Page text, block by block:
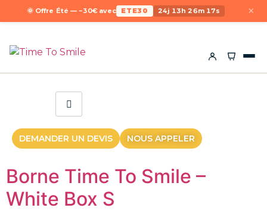
🌞 Offre Été — −30€ avec ETE30 24j 13h 26m 17s ×
DEMANDER UN DEVIS NOUS APPELER
Borne Time To Smile –
White Box S